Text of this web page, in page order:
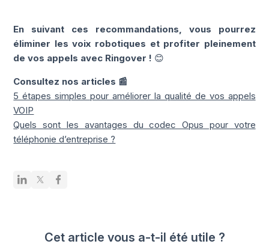
En suivant ces recommandations, vous pourrez
éliminer les voix robotiques et profiter pleinement
de vos appels avec Ringover ! 😊
Consultez nos articles 📰
5 étapes simples pour améliorer la qualité de vos appels
VOIP
Quels sont les avantages du codec Opus pour votre
téléphonie d’entreprise ?
Cet article vous a-t-il été utile ?